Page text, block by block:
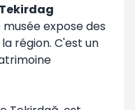
expose des
région. C'est un